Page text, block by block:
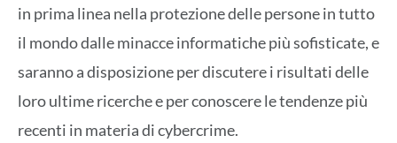
in prima linea nella protezione delle persone in tutto
il mondo dalle minacce informatiche più sofisticate, e
saranno a disposizione per discutere i risultati delle
loro ultime ricerche e per conoscere le tendenze più
recenti in materia di cybercrime.